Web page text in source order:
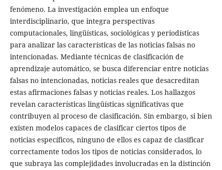
fenómeno. La investigación emplea un enfoque
interdisciplinario, que integra perspectivas
computacionales, lingüísticas, sociológicas y periodísticas
para analizar las características de las noticias falsas no
intencionadas. Mediante técnicas de clasificación de
aprendizaje automático, se busca diferenciar entre noticias
falsas no intencionadas, noticias reales que desacreditan
estas afirmaciones falsas y noticias reales. Los hallazgos
revelan características lingüísticas significativas que
contribuyen al proceso de clasificación. Sin embargo, si bien
existen modelos capaces de clasificar ciertos tipos de
noticias específicos, ninguno de ellos es capaz de clasificar
correctamente todos los tipos de noticias considerados, lo
que subraya las complejidades involucradas en la distinción